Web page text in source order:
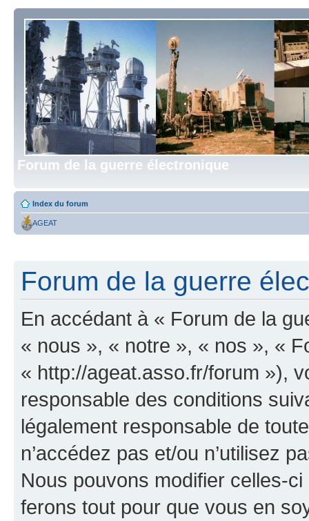
Forum de la guerre électronique
Index du forum
AGEAT
Forum de la guerre
En accédant à « Forum de la
« nous », « notre », « nos », «
« http://ageat.asso.fr/forum »),
responsable des conditions
légalement responsable de
n’accédez pas et/ou n’utilisez
Nous pouvons modifier celles-
ferons tout pour que vous en